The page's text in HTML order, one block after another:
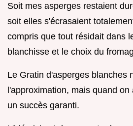
Soit mes asperges restaient
soit elles s'écrasaient
compris que tout résidait dans
blanchisse et le choix du
Le Gratin d'asperges blanches
l'approximation, mais quand
un succès garanti.